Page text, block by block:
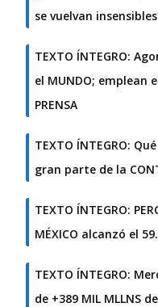
se vuelvan
TEXTO ÍNTEGRO:
el MUNDO; emplean
PRENSA
TEXTO ÍNTEGRO:
gran parte de la
TEXTO ÍNTEGRO:
MÉXICO alcanzó el
TEXTO ÍNTEGRO:
de +389 MIL MLLNS